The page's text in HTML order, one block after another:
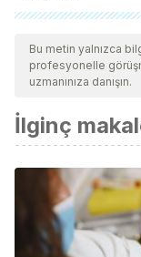
Tüm alıntı yapılan
güncelliklerini ve
tarafından
kabul edildi.
Emily Pronin.
y cómo vemos
Escuela de
Wilson,
UU.
Bu metin yalnızca
profesyonelle
uzmanınıza danışın.
İlginç